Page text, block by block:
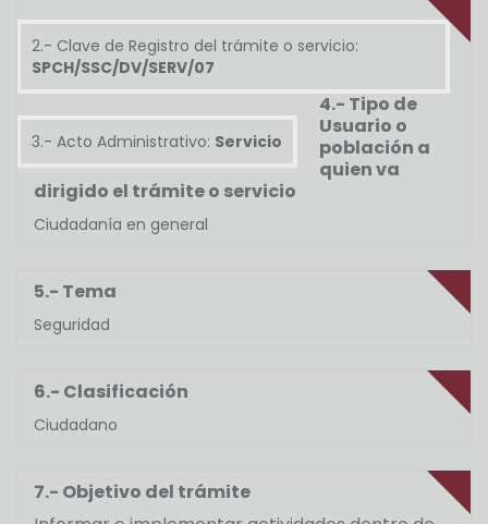
2.- Clave de Registro del trámite o servicio:
SPCH/SSC/DV/SERV/07
3.- Acto Administrativo: Servicio
4.- Tipo de
Usuario o
población a
quien va
dirigido el trámite o servicio
Ciudadanía en general
5.- Tema
Seguridad
6.- Clasificación
Ciudadano
7.- Objetivo del trámite